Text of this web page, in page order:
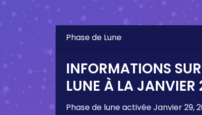
Phase de Lune
INFORMATIONS
LUNE À LA JANVIER
Phase de lune activéeJanvier 29,